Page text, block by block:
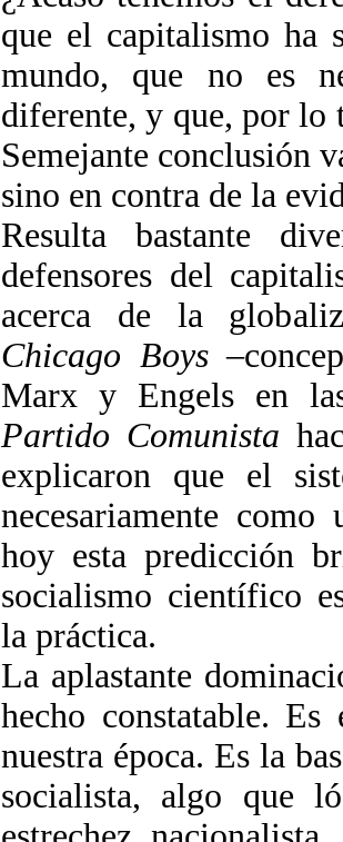
que el capitalismo ha
mundo, que no es
diferente, y que, por lo
Semejante conclusión
sino en contra de la
Resulta bastante
defensores del
acerca de la
Chicago Boys
Marx y Engels en
Partido Comunista
explicaron que el
necesariamente
hoy esta predicción
socialismo científico
la práctica.
La aplastante
hecho constatable.
nuestra época. Es la
socialista, algo que